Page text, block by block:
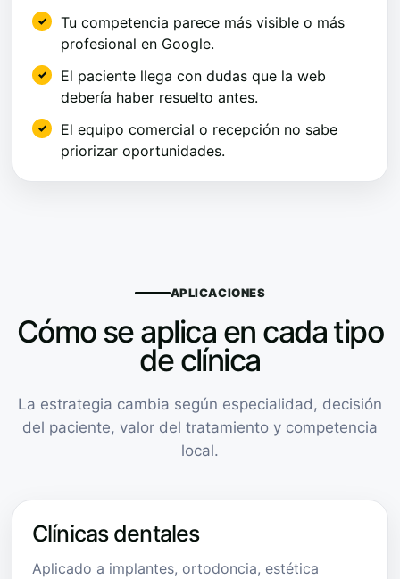
Tu competencia parece más visible o más
profesional en Google.
El paciente llega con dudas que la web
debería haber resuelto antes.
El equipo comercial o recepción no sabe
priorizar oportunidades.
APLICACIONES
Cómo se aplica en cada tipo
de clínica
La estrategia cambia según especialidad, decisión
del paciente, valor del tratamiento y competencia
local.
Clínicas dentales
Aplicado a implantes, ortodoncia, estética